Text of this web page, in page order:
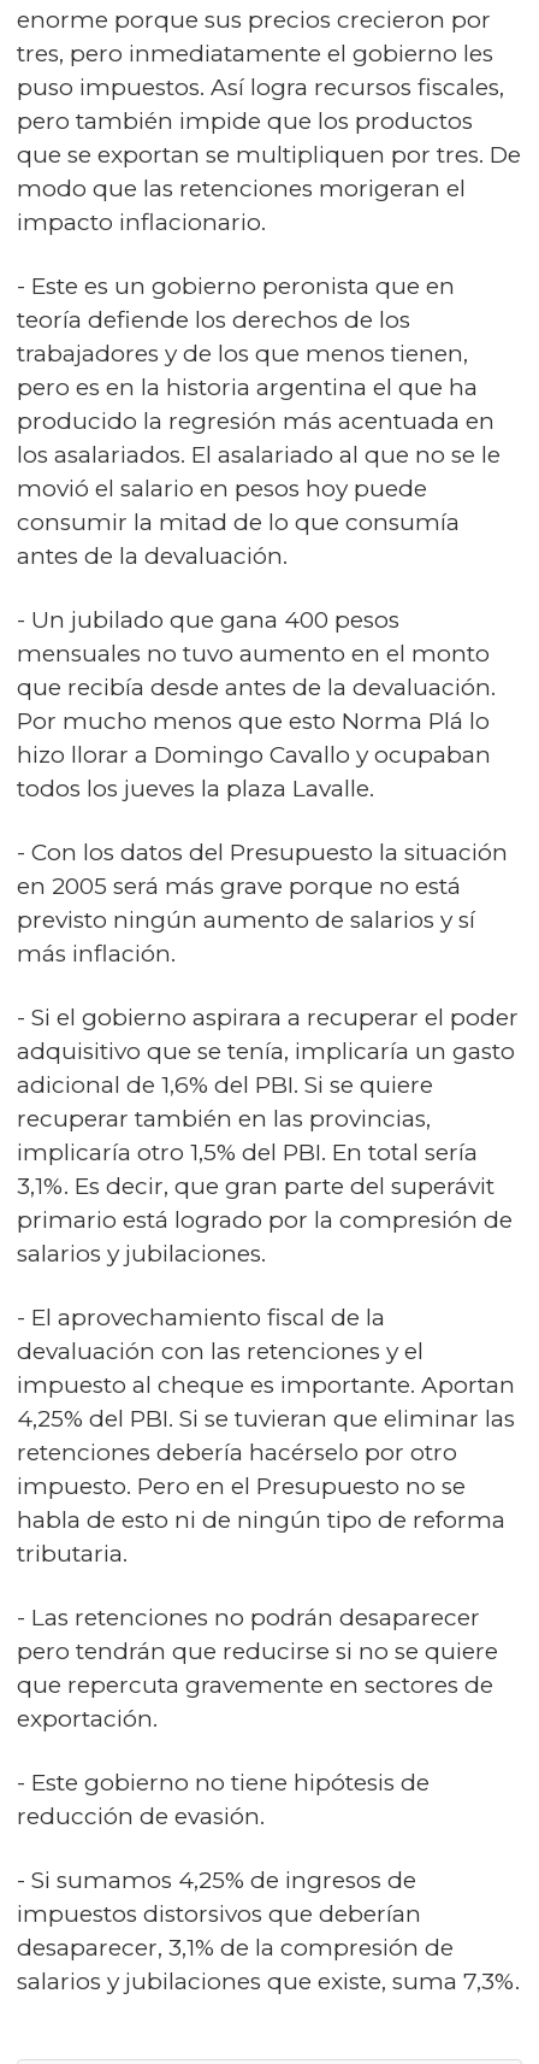
enorme porque sus precios crecieron por
tres, pero inmediatamente el gobierno les
puso impuestos. Así logra recursos fiscales,
pero también impide que los productos
que se exportan se multipliquen por tres. De
modo que las retenciones morigeran el
impacto inflacionario.
- Este es un gobierno peronista que en
teoría defiende los derechos de los
trabajadores y de los que menos tienen,
pero es en la historia argentina el que ha
producido la regresión más acentuada en
los asalariados. El asalariado al que no se le
movió el salario en pesos hoy puede
consumir la mitad de lo que consumía
antes de la devaluación.
- Un jubilado que gana 400 pesos
mensuales no tuvo aumento en el monto
que recibía desde antes de la devaluación.
Por mucho menos que esto Norma Plá lo
hizo llorar a Domingo Cavallo y ocupaban
todos los jueves la plaza Lavalle.
- Con los datos del Presupuesto la situación
en 2005 será más grave porque no está
previsto ningún aumento de salarios y sí
más inflación.
- Si el gobierno aspirara a recuperar el poder
adquisitivo que se tenía, implicaría un gasto
adicional de 1,6% del PBI. Si se quiere
recuperar también en las provincias,
implicaría otro 1,5% del PBI. En total sería
3,1%. Es decir, que gran parte del superávit
primario está logrado por la compresión de
salarios y jubilaciones.
- El aprovechamiento fiscal de la
devaluación con las retenciones y el
impuesto al cheque es importante. Aportan
4,25% del PBI. Si se tuvieran que eliminar las
retenciones debería hacérselo por otro
impuesto. Pero en el Presupuesto no se
habla de esto ni de ningún tipo de reforma
tributaria.
- Las retenciones no podrán desaparecer
pero tendrán que reducirse si no se quiere
que repercuta gravemente en sectores de
exportación.
- Este gobierno no tiene hipótesis de
reducción de evasión.
- Si sumamos 4,25% de ingresos de
impuestos distorsivos que deberían
desaparecer, 3,1% de la compresión de
salarios y jubilaciones que existe, suma 7,3%.